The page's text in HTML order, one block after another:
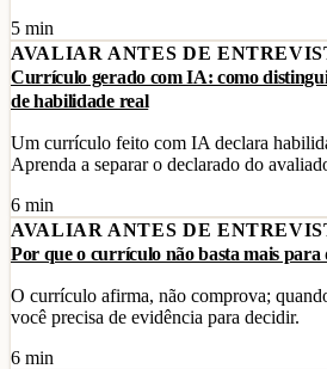
5 min
AVALIAR ANTES DE
Currículo gerado com IA: como
de habilidade real
Um currículo feito com IA declara
Aprenda a separar o declarado do
6 min
AVALIAR ANTES DE
Por que o currículo não basta mais
O currículo afirma, não comprova;
você precisa de evidência para decidir.
6 min